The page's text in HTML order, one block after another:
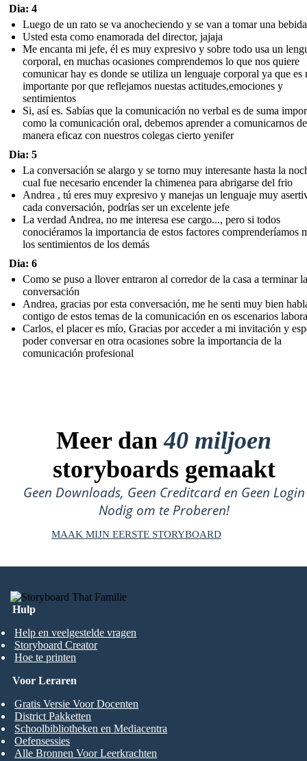
Dia: 4
Luego de un rato se va anocheciendo y se van a tomar una bebida
Usted esta como enamorada del director, jajaja
Me encanta mi jefe, él es muy expresivo y sobre todo usa un
corporal, en muchas ocasiones comprendemos lo que nos quiere
comunicar hay es donde se utiliza un lenguaje corporal ya que es
importante por que reflejamos nuestas actitudes,emociones y
sentimientos
Si, así es. Sabías que la comunicación no verbal es de suma
como la comunicación oral, debemos aprender a comunicarnos
manera eficaz con nuestros colegas cierto yenifer
Dia: 5
La conversación se alargo y se torno muy interesante hasta la
cual fue necesario encender la chimenea para abrigarse del frio
Andrea , tú eres muy expresivo y manejas un lenguaje muy
cada conversación, podrías ser un excelente jefe
La verdad Andrea, no me interesa ese cargo..., pero si todos
conociéramos la importancia de estos factores comprenderíamos
los sentimientos de los demás
Dia: 6
Como se puso a llover entraron al corredor de la casa a terminar la
conversación
Andrea, gracias por esta conversación, me he senti muy bien
contigo de estos temas de la comunicación en os escenarios
Carlos, el placer es mío, Gracias por acceder a mi invitación y
poder conversar en otra ocasiones sobre la importancia de la
comunicación profesional
Meer dan40 miljoen
storyboards gemaakt
Geen Downloads, Geen Creditcard en Geen Login
Nodig om te Proberen!
MAAK MIJN EERSTE STORYBOARD
Hulp
Help en veelgestelde vragen
Storyboard Creator
Hoe te printen
Voor Leraren
Gratis Versie Voor Docenten
District Pakketten
Schoolbibliotheken en Mediacentra
Oefensessies
Alle Bronnen Voor Leerkrachten